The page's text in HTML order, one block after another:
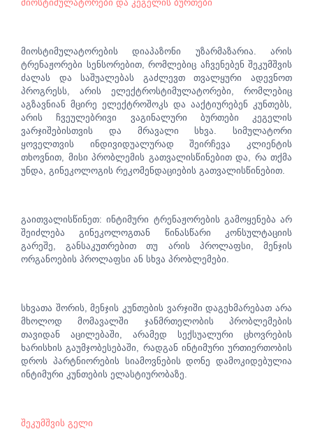
მიოსტიმულატორები და კეგელის ბურთები
მიოსტიმულატორების დიაპაზონი უზარმაზარია. არის
ტრენაჟორები სენსორებით, რომლებიც აჩვენებენ შეკუმშვის
ძალას და საშუალებას გაძლევთ თვალყური ადევნოთ
პროგრესს, არის ელექტროსტიმულატორები, რომლებიც
აგზავნიან მცირე ელექტროშოკს და ააქტიურებენ კუნთებს,
არის ჩვეულებრივი ვაგინალური ბურთები კეგელის
ვარჯიშებისთვის და მრავალი სხვა. სიმულატორი
ყოველთვის ინდივიდუალურად შეირჩევა კლიენტის
თხოვნით, მისი პრობლემის გათვალისწინებით და, რა თქმა
უნდა, გინეკოლოგის რეკომენდაციების გათვალისწინებით.
გაითვალისწინეთ: ინტიმური ტრენაჟორების გამოყენება არ
შეიძლება გინეკოლოგთან წინასწარი კონსულტაციის
გარეშე, განსაკუთრებით თუ არის პროლაფსი, მენჯის
ორგანოების პროლაფსი ან სხვა პრობლემები.
სხვათა შორის, მენჯის კუნთების ვარჯიში დაგეხმარებათ არა
მხოლოდ მომავალში ჯანმრთელობის პრობლემების
თავიდან აცილებაში, არამედ სექსუალური ცხოვრების
ხარისხის გაუმჯობესებაში, რადგან ინტიმური ურთიერთობის
დროს პარტნიორების სიამოვნების დონე დამოკიდებულია
ინტიმური კუნთების ელასტიურობაზე.
შეკუმშვის გელი